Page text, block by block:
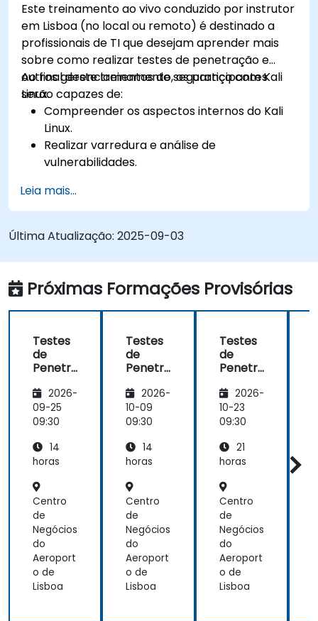
Este treinamento ao vivo conduzido por instrutor
em Lisboa (no local ou remoto) é destinado a
profissionais de TI que desejam aprender mais
sobre como realizar testes de penetração e
outros gerenciamentos de segurança com Kali
Linux.
Ao final deste treinamento, os participantes
serão capazes de:
Compreender os aspectos internos do Kali
Linux.
Realizar varredura e análise de
vulnerabilidades.
estrutura de diretórios.
Trabalhar com comandos e atalhos no estilo
hacker.
Leia mais...
Última Atualização: 2025-09-03
Próximas Formações Provisórias
Testes
de
Penetr
com
Kali
Linux
ediário)
2026-
09-25
09:30
14
horas
Centro
de
Negócios
do
Aeroport
o de
Lisboa
Testes
de
Penetr
com
Kali
Linux
ediário)
2026-
10-09
09:30
14
horas
Centro
de
Negócios
do
Aeroport
o de
Lisboa
Testes
de
Penetr
com
Kali
Linux
ado)
2026-
10-23
09:30
21
horas
Centro
de
Negócios
do
Aeroport
o de
Lisboa